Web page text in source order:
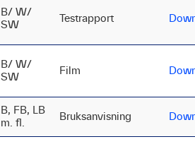
B/ W/
SW
Testrapport
B/ W/
SW
Film
B, FB, LB
m. fl.
Bruksanvisning